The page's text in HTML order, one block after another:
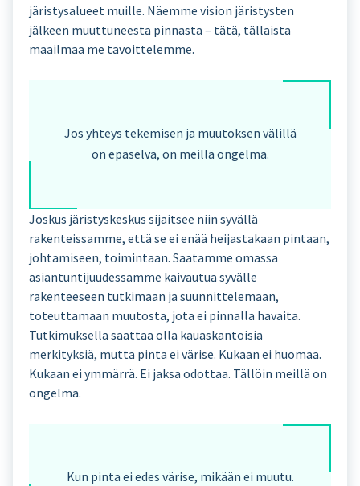
järistysalueet muille. Näemme vision järistysten
jälkeen muuttuneesta pinnasta – tätä, tällaista
maailmaa me tavoittelemme.
Jos yhteys tekemisen ja muutoksen välillä
on epäselvä, on meillä ongelma.
Joskus järistyskeskus sijaitsee niin syvällä
rakenteissamme, että se ei enää heijastakaan pintaan,
johtamiseen, toimintaan. Saatamme omassa
asiantuntijuudessamme kaivautua syvälle
rakenteeseen tutkimaan ja suunnittelemaan,
toteuttamaan muutosta, jota ei pinnalla havaita.
Tutkimuksella saattaa olla kauaskantoisia
merkityksiä, mutta pinta ei värise. Kukaan ei huomaa.
Kukaan ei ymmärrä. Ei jaksa odottaa. Tällöin meillä on
ongelma.
Kun pinta ei edes värise, mikään ei muutu.